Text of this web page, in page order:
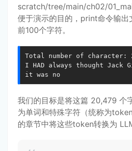
scratch/tree/main/ch02/
便于演示的目的，print命令输出
前100个字符。
Total number of character:
I HAD always thought Jack
it was no
我们的目标是将这篇 20,479 个
为单词和特殊字符（统称为
的章节中将这些token转换为